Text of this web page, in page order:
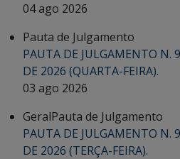
04 ago 2026
Pauta de Julgamento
PAUTA DE JULGAMENTO N.
DE 2026 (QUARTA-FEIRA).
03 ago 2026
GeralPauta de Julgamento
PAUTA DE JULGAMENTO N.
DE 2026 (TERÇA-FEIRA).